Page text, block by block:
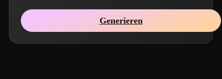
Generieren